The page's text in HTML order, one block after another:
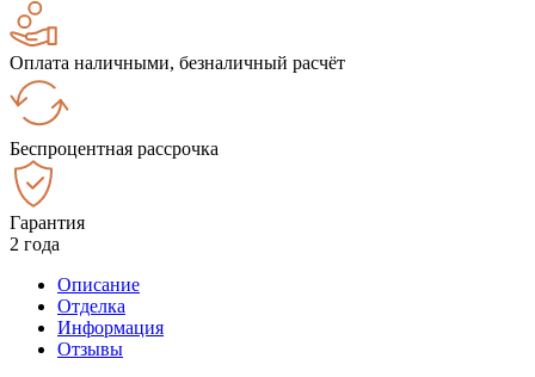
Оплата наличными, безналичный расчёт
Беспроцентная рассрочка
Гарантия
2 года
Описание
Отделка
Информация
Отзывы